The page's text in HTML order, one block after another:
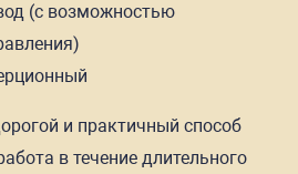
(с возможностью
и практичный способ
в течение длительного